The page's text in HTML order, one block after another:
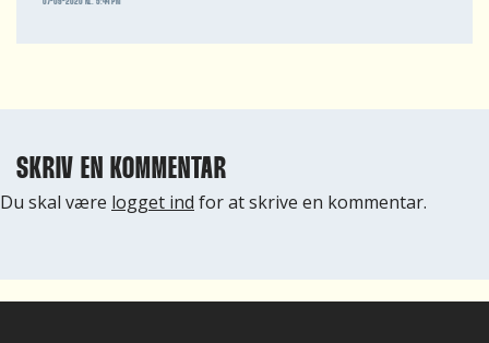
07-09-2020 KL. 5:44 PM
SKRIV EN KOMMENTAR
Du skal være logget ind for at skrive en kommentar.